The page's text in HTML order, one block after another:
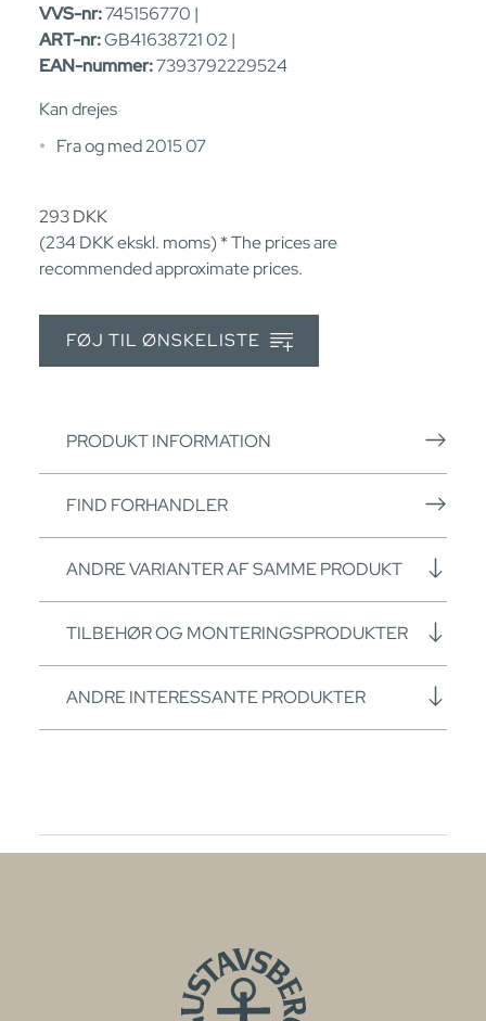
VVS-nr:745156770 |
ART-nr:GB41638721 02 |
EAN-nummer:7393792229524
Kan drejes
Fra og med 2015 07
293DKK
(234DKKekskl. moms) * The prices are
recommended approximate prices.
FØJ TIL ØNSKELISTE
PRODUKT INFORMATION
FIND FORHANDLER
ANDRE VARIANTER AF SAMME PRODUKT
TILBEHØR OG MONTERINGSPRODUKTER
ANDRE INTERESSANTE PRODUKTER